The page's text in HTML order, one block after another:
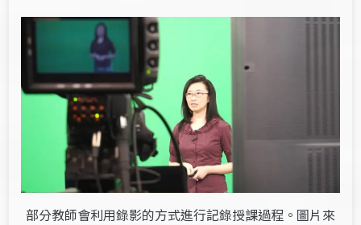
部分教師會利用錄影的方式進行記錄授課過程。圖片來